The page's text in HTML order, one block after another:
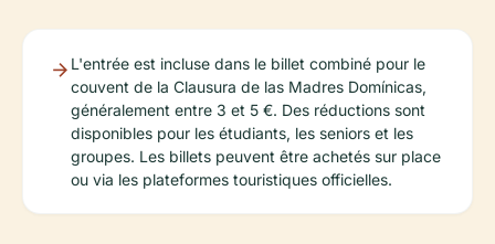
L'entrée est incluse dans le billet combiné pour le
couvent de la Clausura de las Madres Domínicas,
généralement entre 3 et 5 €. Des réductions sont
disponibles pour les étudiants, les seniors et les
groupes. Les billets peuvent être achetés sur place
ou via les plateformes touristiques officielles.